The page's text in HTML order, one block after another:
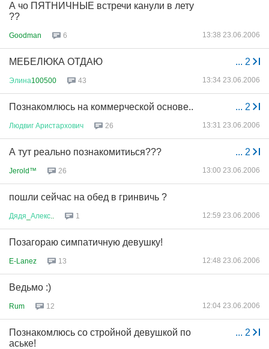
А чо ПЯТНИЧНЫЕ встречи канули в лету
??
Goodman 6 13:38 23.06.2006
... 2
МЕБЕЛЮКА ОТДАЮ
Элина100500 43 13:34 23.06.2006
... 2
Познакомлюсь на коммерческой основе..
Людвиг Аристархович 26 13:31 23.06.2006
... 2
А тут реально познакомитиься???
Jerold™ 26 13:00 23.06.2006
пошли сейчас на обед в гринвичь ?
Дядя Алекс 1 12:59 23.06.2006
Позагораю симпатичную девушку!
E-Lanez 13 12:48 23.06.2006
Ведьмо :)
Rum 12 12:04 23.06.2006
... 2
Познакомлюсь со стройной девушкой по
аське!